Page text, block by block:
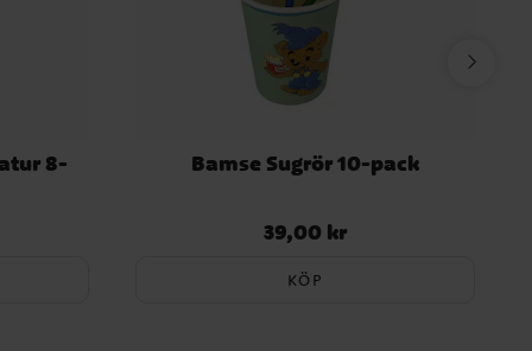
8-
Bamse Sugrör 10-pack
Pris:39,00 kr
39,00 kr
KÖP